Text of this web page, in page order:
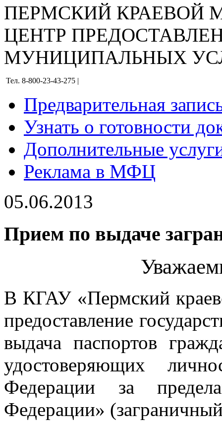
ПЕРМСКИЙ КРАЕВОЙ
ЦЕНТР
МУНИЦИПАЛЬНЫХ
Тел. 8-800-23-43-275 |
Предварительная
Узнать о готовности
Дополнительные
Реклама в МФЦ
05.06.2013
Прием по выдаче
В КГАУ «Пермский
предоставление
выдача паспортов
удостоверяющих
Федерации за
Федерации»